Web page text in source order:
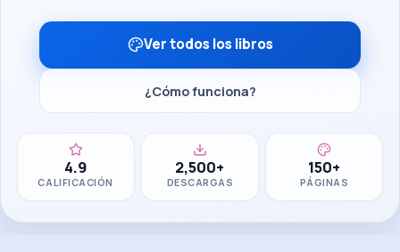
Ver todos los libros
¿Cómo funciona?
4.9
CALIFICACIÓN
2,500+
DESCARGAS
150+
PÁGINAS